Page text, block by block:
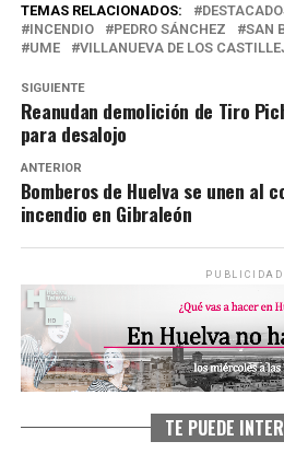
TEMAS RELACIONADOS:
INCENDIO
PEDRO SÁNCHEZ
SAN
UME
VILLANUEVA DE LOS
SIGUIENTE
Reanudan demolición de Tiro
para desalojo
ANTERIOR
Bomberos de Huelva se unen al
incendio en Gibraleón
PUBLICIDAD
TE PUEDE